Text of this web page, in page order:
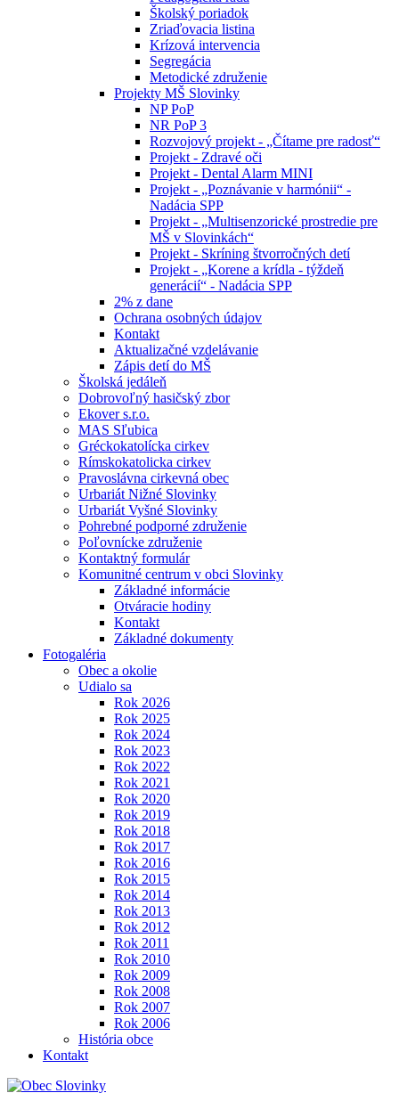
Školský poriadok
Zriaďovacia listina
Krízová intervencia
Segregácia
Metodické združenie
Projekty MŠ Slovinky
NP PoP
NR PoP 3
Rozvojový projekt - „Čítame pre radosť“
Projekt - Zdravé oči
Projekt - Dental Alarm MINI
Projekt - „Poznávanie v harmónii“ -
Nadácia SPP
Projekt - „Multisenzorické prostredie pre
MŠ v Slovinkách“
Projekt - Skríning štvorročných detí
Projekt - „Korene a krídla - týždeň
generácií“ - Nadácia SPP
2% z dane
Ochrana osobných údajov
Kontakt
Aktualizačné vzdelávanie
Zápis detí do MŠ
Školská jedáleň
Dobrovoľný hasičský zbor
Ekover s.r.o.
MAS Sľubica
Gréckokatolícka cirkev
Rímskokatolicka cirkev
Pravoslávna cirkevná obec
Urbariát Nižné Slovinky
Urbariát Vyšné Slovinky
Pohrebné podporné združenie
Poľovnícke združenie
Kontaktný formulár
Komunitné centrum v obci Slovinky
Základné informácie
Otváracie hodiny
Kontakt
Základné dokumenty
Fotogaléria
Obec a okolie
Udialo sa
Rok 2026
Rok 2025
Rok 2024
Rok 2023
Rok 2022
Rok 2021
Rok 2020
Rok 2019
Rok 2018
Rok 2017
Rok 2016
Rok 2015
Rok 2014
Rok 2013
Rok 2012
Rok 2011
Rok 2010
Rok 2009
Rok 2008
Rok 2007
Rok 2006
História obce
Kontakt